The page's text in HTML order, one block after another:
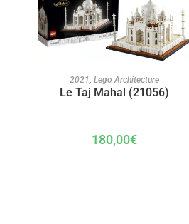
AJOUTER AU PANIER
2021,Lego Architecture
Le Taj Mahal (21056)
180,00€